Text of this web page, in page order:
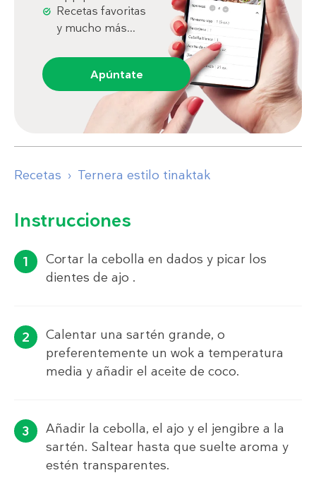
Recetas favoritas
y mucho más...
Apúntate
Recetas Ternera estilo tinaktak
Instrucciones
Cortar la cebolla en dados y picar los
dientes de ajo .
Calentar una sartén grande, o
preferentemente un wok a temperatura
media y añadir el aceite de coco.
Añadir la cebolla, el ajo y el jengibre a la
sartén. Saltear hasta que suelte aroma y
estén transparentes.